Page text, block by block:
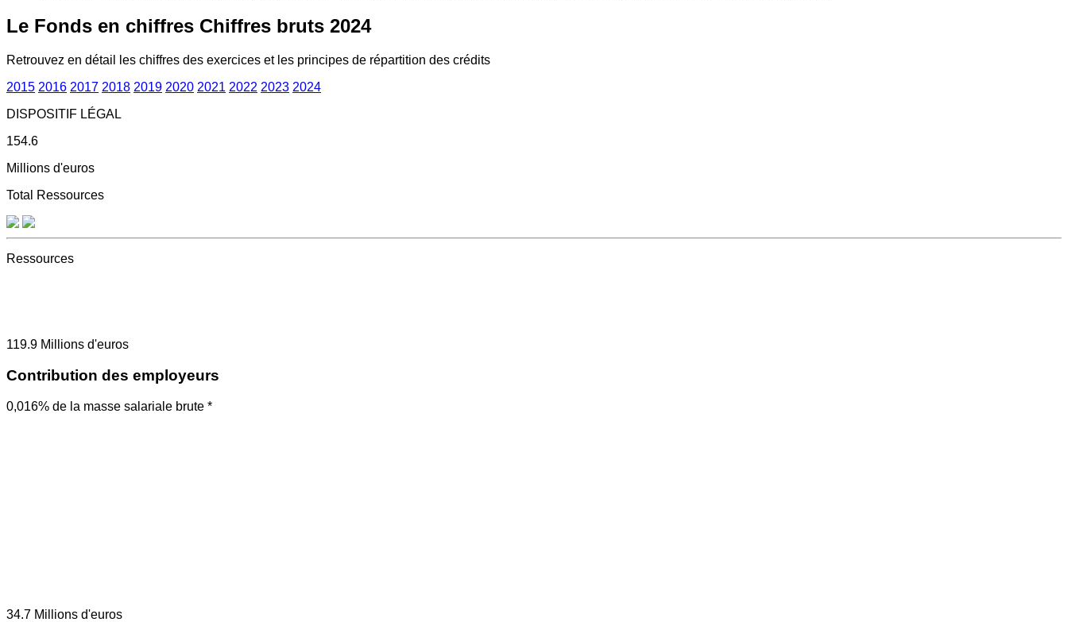
Le Fonds en chiffres Chiffres bruts 2024
Retrouvez en détail les chiffres des exercices et les principes de répartition des crédits
2015 2016 2017 2018 2019 2020 2021 2022 2023 2024
DISPOSITIF LÉGAL
154.6
Millions d'euros
Total Ressources
Ressources
119.9 Millions d'euros
Contribution des employeurs
0,016% de la masse salariale brute *
34.7 Millions d'euros